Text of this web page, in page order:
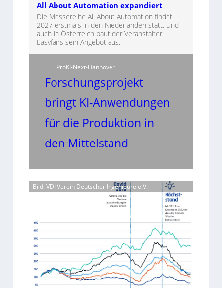
All About Automation expandiert
Die Messereihe All About Automation findet
2027 erstmals in den Niederlanden statt. Und
auch in Österreich baut der Veranstalter
Easyfairs sein Angebot aus.
ProKI-Next-Hannover
Forschungsprojekt
bringt KI-Anwendungen
für die Produktion in
den Mittelstand
Bild: VDI Verein Deutscher Ingenieure e.V.